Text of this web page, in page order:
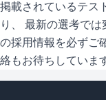
掲載されているテス
り、 最新の選考で
の採用情報を必ずご
絡もお待ちしていま